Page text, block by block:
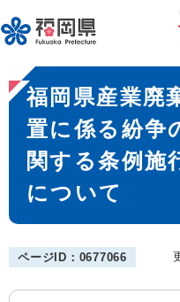
ー
ジ
先
頭
メニュー
本
文
福岡県産業廃
置に係る紛争
関する条例施
について
ページID：0677066